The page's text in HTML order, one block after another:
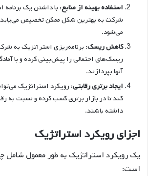
استفاده بهینه از منابع: با داشتن یک برنامه
شرکت به بهترین شکل ممکن تخصیص می‌یابد
می‌شود.
کاهش ریسک: برنامه‌ریزی استراتژیک به
ریسک‌های احتمالی را پیش‌بینی کرده و با
آنها بپردازند.
ایجاد برتری رقابتی: رویکرد استراتژیک
کند تا در بازار برتری کسب کرده و نسبت به
داشته باشند.
اجزای رویکرد استراتژیک
یک رویکرد استراتژیک به طور معمول شامل
است: